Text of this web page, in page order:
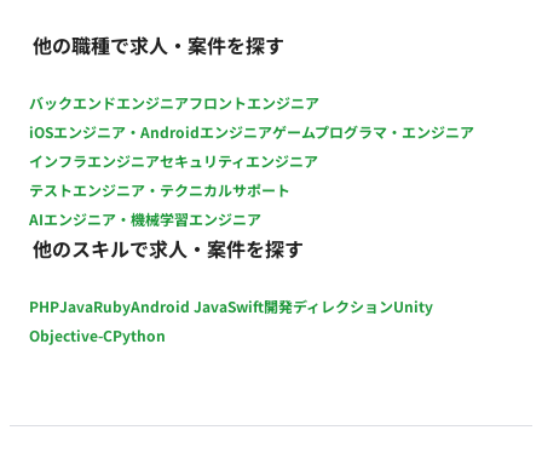
他の職種で求人・案件を探す
バックエンドエンジニアフロントエンジニア
iOSエンジニア・Androidエンジニアゲームプログラマ・エンジニア
インフラエンジニアセキュリティエンジニア
テストエンジニア・テクニカルサポート
AIエンジニア・機械学習エンジニア
他のスキルで求人・案件を探す
PHPJavaRubyAndroid JavaSwift開発ディレクションUnity
Objective-CPython